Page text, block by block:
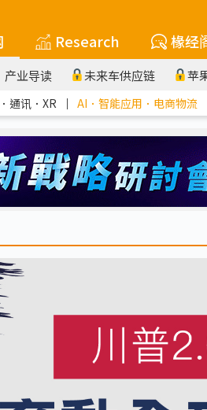
Research 椽经
产业导读 未来车供应链 苹
通讯．XR ｜ AI．智能应用．电商物流